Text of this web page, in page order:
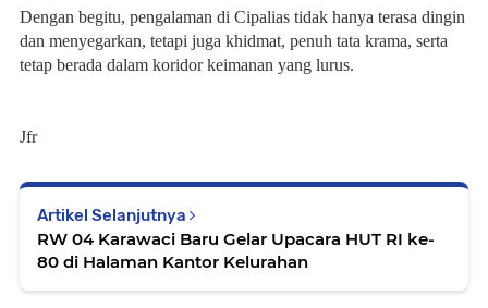
Dengan begitu, pengalaman di Cipalias tidak hanya terasa dingin
dan menyegarkan, tetapi juga khidmat, penuh tata krama, serta
tetap berada dalam koridor keimanan yang lurus.
Jfr
Artikel Selanjutnya
RW 04 Karawaci Baru Gelar Upacara HUT RI ke-
80 di Halaman Kantor Kelurahan